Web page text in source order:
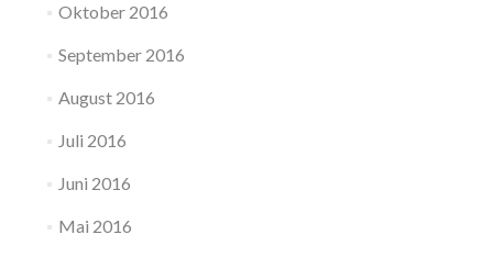
Oktober 2016
September 2016
August 2016
Juli 2016
Juni 2016
Mai 2016